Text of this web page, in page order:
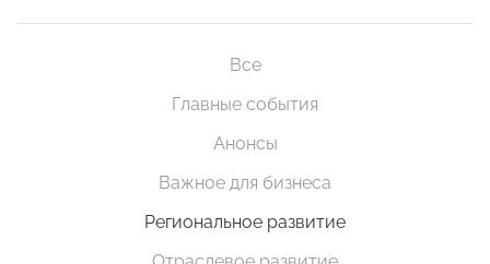
Все
Главные события
Анонсы
Важное для бизнеса
Региональное развитие